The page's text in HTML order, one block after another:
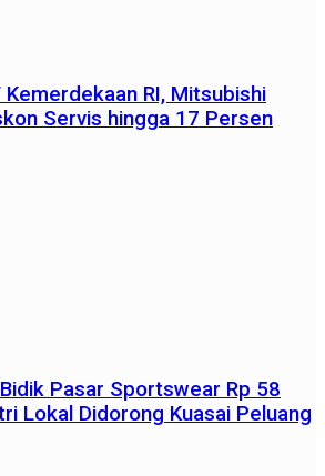
Kemerdekaan RI, Mitsubishi
Servis hingga 17 Persen
Pasar Sportswear Rp 58
Lokal Didorong Kuasai Peluang